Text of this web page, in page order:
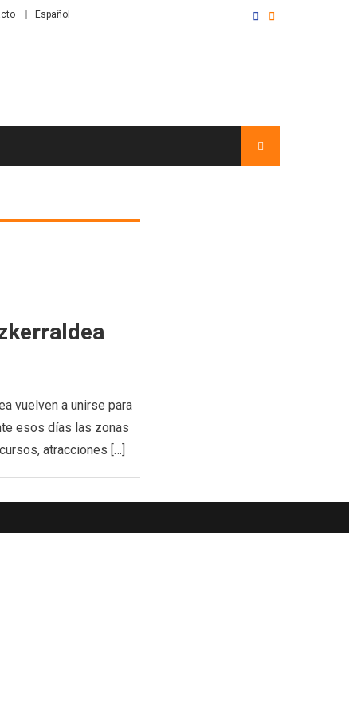
Español
vuelven a unirse para
esos días las zonas
atracciones […]